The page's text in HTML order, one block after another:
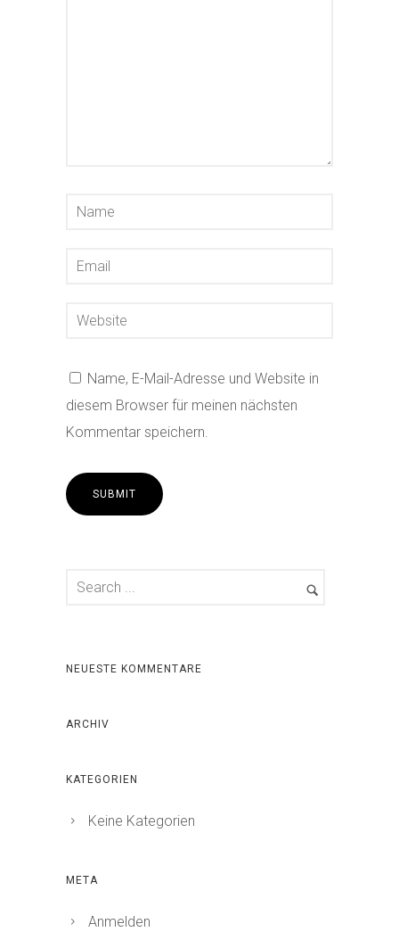
Name, E-Mail-Adresse und Website in
diesem Browser für meinen nächsten
Kommentar speichern.
NEUESTE KOMMENTARE
ARCHIV
KATEGORIEN
Keine Kategorien
META
Anmelden